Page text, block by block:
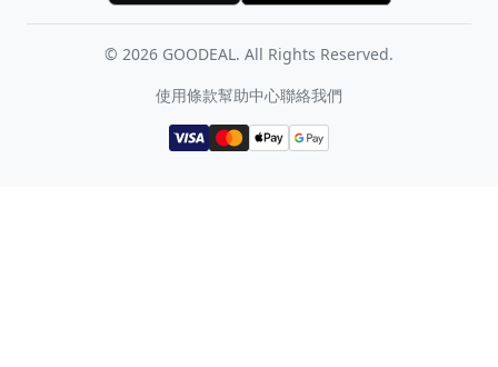
© 2026 GOODEAL. All Rights Reserved.
使用條款幫助中心聯絡我們